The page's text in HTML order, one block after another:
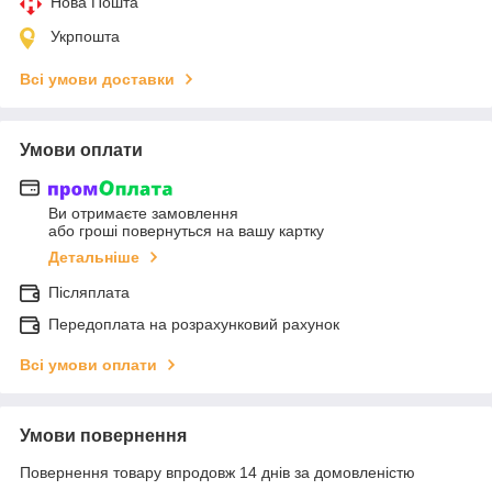
Укрпошта
Всі умови доставки
Умови оплати
Ви отримаєте замовлення
або гроші повернуться на вашу картку
Детальніше
Післяплата
Передоплата на розрахунковий рахунок
Всі умови оплати
Умови повернення
Повернення товару впродовж 14 днів за домовленістю